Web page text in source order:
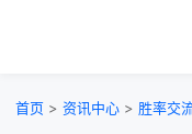
首页 > 资讯中心 > 胜率交